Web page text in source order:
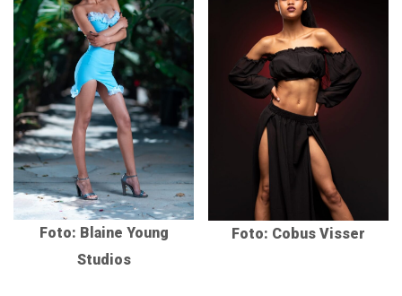
Foto: Blaine Young
Studios
Foto: Cobus Visser